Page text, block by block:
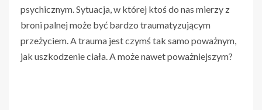
psychicznym. Sytuacja, w której ktoś do nas mierzy z
broni palnej może być bardzo traumatyzującym
przeżyciem. A trauma jest czymś tak samo poważnym,
jak uszkodzenie ciała. A może nawet poważniejszym?